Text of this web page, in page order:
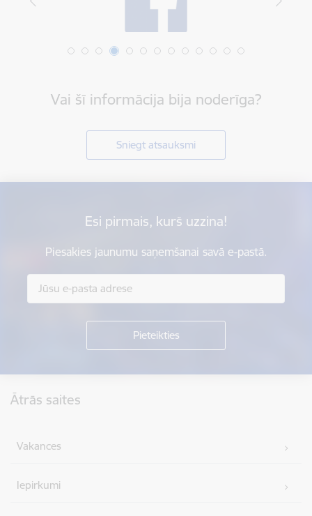
Vai šī informācija bija noderīga?
Sniegt atsauksmi
Esi pirmais, kurš uzzina!
Piesakies jaunumu saņemšanai savā e-pastā.
Ātrās saites
Vakances
Iepirkumi